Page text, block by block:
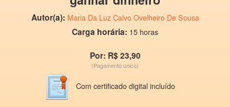
Autor(a): Maria Da Luz Calvo Ovelheiro De Sousa
Carga horária: 15 horas
Por: R$ 23,90
(Pagamento único)
Com certificado digital incluído